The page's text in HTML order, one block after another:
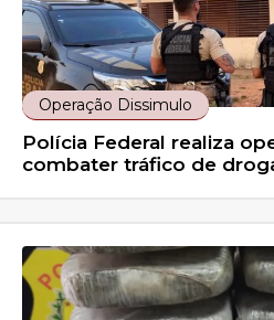
Operação Dissimulo
Polícia Federal realiza
combater tráfico de